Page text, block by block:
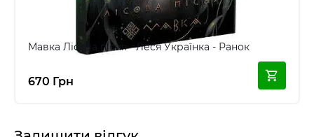
Мавка Лісова пісня - Леся Українка - Ранок
670 Грн